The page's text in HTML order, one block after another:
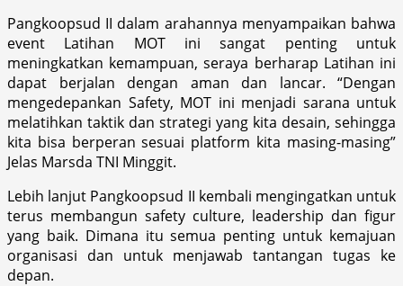
Pangkoopsud II dalam arahannya menyampaikan bahwa
event Latihan MOT ini sangat penting untuk
meningkatkan kemampuan, seraya berharap Latihan ini
dapat berjalan dengan aman dan lancar. “Dengan
mengedepankan Safety, MOT ini menjadi sarana untuk
melatihkan taktik dan strategi yang kita desain, sehingga
kita bisa berperan sesuai platform kita masing-masing”
Jelas Marsda TNI Minggit.
Lebih lanjut Pangkoopsud II kembali mengingatkan untuk
terus membangun safety culture, leadership dan figur
yang baik. Dimana itu semua penting untuk kemajuan
organisasi dan untuk menjawab tantangan tugas ke
depan.